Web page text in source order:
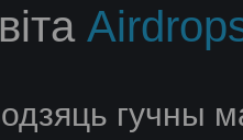
гучны